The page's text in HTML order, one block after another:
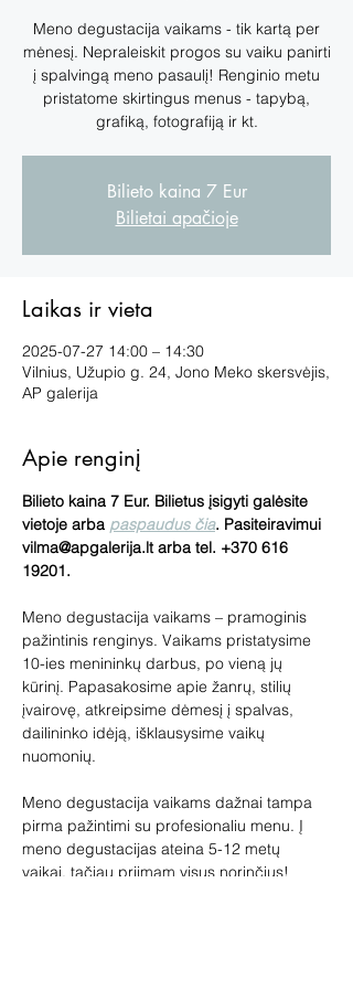
Meno degustacija vaikams - tik kartą per
mėnesį. Nepraleiskit progos su vaiku panirti
į spalvingą meno pasaulį! Renginio metu
pristatome skirtingus menus - tapybą,
grafiką, fotografiją ir kt.
Bilieto kaina 7 Eur
Bilietai apačioje
Laikas ir vieta
2025-07-27 14:00 – 14:30
Vilnius, Užupio g. 24, Jono Meko skersvėjis,
AP galerija
Apie renginį
Bilieto kaina 7 Eur. Bilietus įsigyti galėsite
vietoje arba paspaudus čia. Pasiteiravimui
vilma@apgalerija.lt arba tel. +370 616
19201.
Meno degustacija vaikams – pramoginis
pažintinis renginys. Vaikams pristatysime
10-ies menininkų darbus, po vieną jų
kūrinį. Papasakosime apie žanrų, stilių
įvairovę, atkreipsime dėmesį į spalvas,
dailininko idėją, išklausysime vaikų
nuomonių.
Meno degustacija vaikams dažnai tampa
pirma pažintimi su profesionaliu menu. Į
meno degustacijas ateina 5-12 metų
vaikai, tačiau priimam visus norinčius!